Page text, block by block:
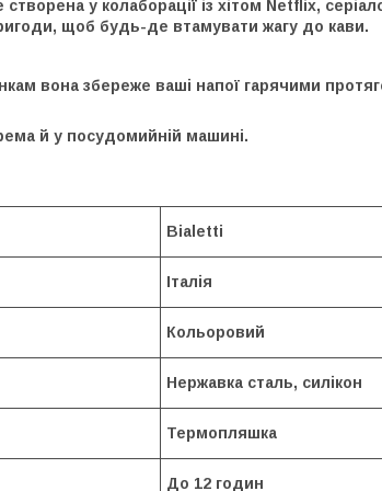
у колаборації із хітом Netflix,
щоб будь-де втамувати жагу до кави.
вона збереже ваші напої гарячими
й у посудомийній машині.
Bialetti
Італія
Кольоровий
Нержавка сталь, силікон
Термопляшка
До 12 годин